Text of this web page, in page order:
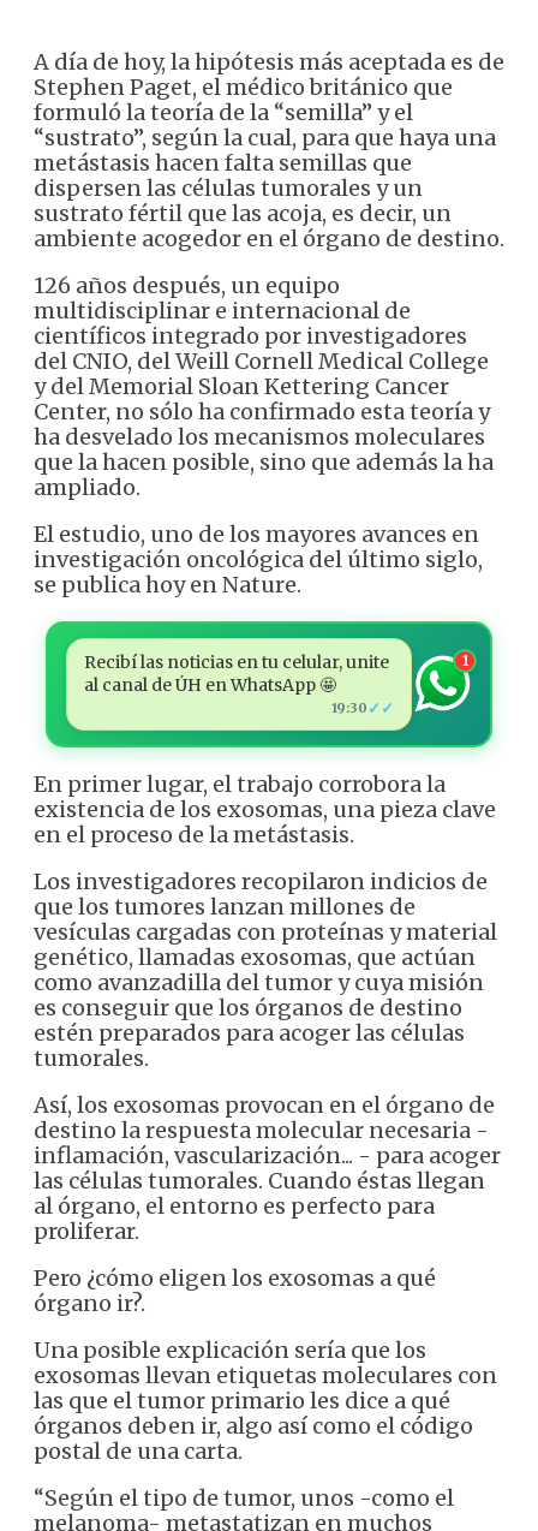
A día de hoy, la hipótesis más aceptada es de
Stephen Paget, el médico británico que
formuló la teoría de la “semilla” y el
“sustrato”, según la cual, para que haya una
metástasis hacen falta semillas que
dispersen las células tumorales y un
sustrato fértil que las acoja, es decir, un
ambiente acogedor en el órgano de destino.
126 años después, un equipo
multidisciplinar e internacional de
científicos integrado por investigadores
del CNIO, del Weill Cornell Medical College
y del Memorial Sloan Kettering Cancer
Center, no sólo ha confirmado esta teoría y
ha desvelado los mecanismos moleculares
que la hacen posible, sino que además la ha
ampliado.
El estudio, uno de los mayores avances en
investigación oncológica del último siglo,
se publica hoy en Nature.
Recibí las noticias en tu celular, unite
al canal de ÚH en WhatsApp 🤩
19:30 ✓✓
1
En primer lugar, el trabajo corrobora la
existencia de los exosomas, una pieza clave
en el proceso de la metástasis.
Los investigadores recopilaron indicios de
que los tumores lanzan millones de
vesículas cargadas con proteínas y material
genético, llamadas exosomas, que actúan
como avanzadilla del tumor y cuya misión
es conseguir que los órganos de destino
estén preparados para acoger las células
tumorales.
Así, los exosomas provocan en el órgano de
destino la respuesta molecular necesaria -
inflamación, vascularización... - para acoger
las células tumorales. Cuando éstas llegan
al órgano, el entorno es perfecto para
proliferar.
Pero ¿cómo eligen los exosomas a qué
órgano ir?.
Una posible explicación sería que los
exosomas llevan etiquetas moleculares con
las que el tumor primario les dice a qué
órganos deben ir, algo así como el código
postal de una carta.
“Según el tipo de tumor, unos -como el
melanoma- metastatizan en muchos